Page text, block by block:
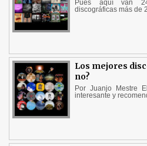
Pues aquí van 24
discográficas más de
Los mejores
no?
Por Juanjo Mestre
interesante y